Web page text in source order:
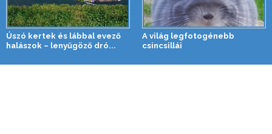
Úszó kertek és lábbal evező
halászok – lenyűgöző dró...
A világ legfotogénebb
csincsillái